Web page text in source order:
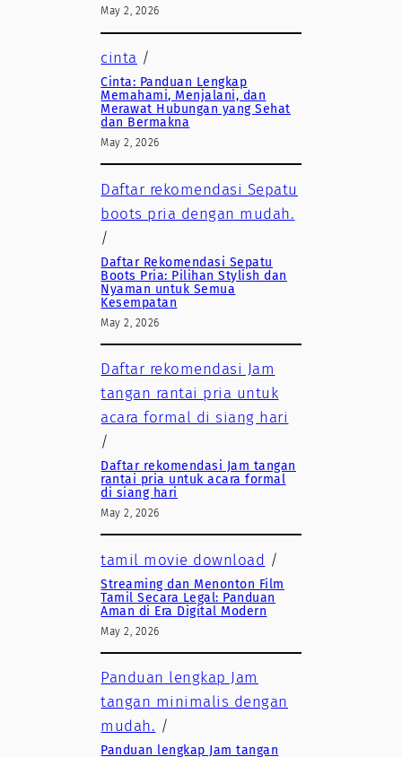
May 2, 2026
cinta /
Cinta: Panduan Lengkap
Memahami, Menjalani, dan
Merawat Hubungan yang Sehat
dan Bermakna
May 2, 2026
Daftar rekomendasi Sepatu
boots pria dengan mudah.
/
Daftar Rekomendasi Sepatu
Boots Pria: Pilihan Stylish dan
Nyaman untuk Semua
Kesempatan
May 2, 2026
Daftar rekomendasi Jam
tangan rantai pria untuk
acara formal di siang hari
/
Daftar rekomendasi Jam tangan
rantai pria untuk acara formal
di siang hari
May 2, 2026
tamil movie download /
Streaming dan Menonton Film
Tamil Secara Legal: Panduan
Aman di Era Digital Modern
May 2, 2026
Panduan lengkap Jam
tangan minimalis dengan
mudah. /
Panduan lengkap Jam tangan